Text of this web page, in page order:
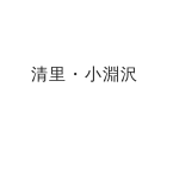
清里・小淵沢